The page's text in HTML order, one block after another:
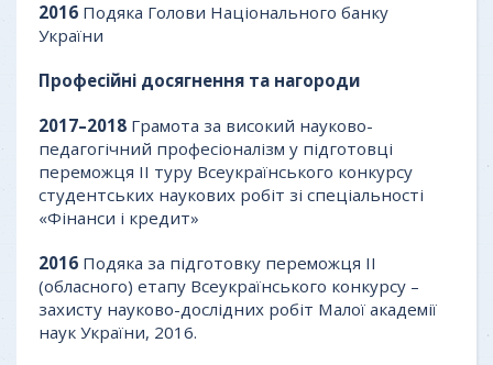
2016 Подяка Голови Національного банку
України
Професійні досягнення та нагороди
2017–2018 Грамота за високий науково-
педагогічний професіоналізм у підготовці
переможця II туру Всеукраїнського конкурсу
студентських наукових робіт зі спеціальності
«Фінанси і кредит»
2016 Подяка за підготовку переможця II
(обласного) етапу Всеукраїнського конкурсу –
захисту науково-дослідних робіт Малої академії
наук України, 2016.